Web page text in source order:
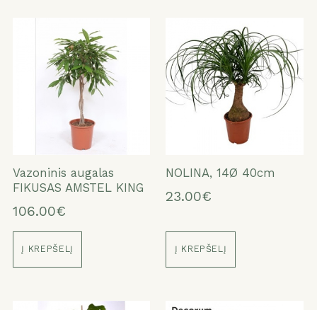
Vazoninis augalas
FIKUSAS AMSTEL KING
106.00€
Į KREPŠELĮ
NOLINA, 14Ø 40cm
23.00€
Į KREPŠELĮ